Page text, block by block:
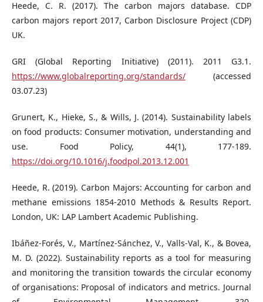
Heede, C. R. (2017). The carbon majors database. CDP
carbon majors report 2017, Carbon Disclosure Project (CDP)
UK.
GRI (Global Reporting Initiative) (2011). 2011 G3.1.
https://www.globalreporting.org/standards/ (accessed
03.07.23)
Grunert, K., Hieke, S., & Wills, J. (2014). Sustainability labels
on food products: Consumer motivation, understanding and
use. Food Policy, 44(1), 177-189.
https://doi.org/10.1016/j.foodpol.2013.12.001
Heede, R. (2019). Carbon Majors: Accounting for carbon and
methane emissions 1854-2010 Methods & Results Report.
London, UK: LAP Lambert Academic Publishing.
Ibáñez-Forés, V., Martínez-Sánchez, V., Valls-Val, K., & Bovea,
M. D. (2022). Sustainability reports as a tool for measuring
and monitoring the transition towards the circular economy
of organisations: Proposal of indicators and metrics. Journal